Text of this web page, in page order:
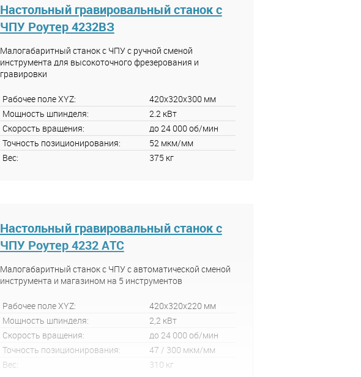
Настольный гравировальный станок с
ЧПУ Роутер 4232ВЗ
Малогабаритный станок с ЧПУ с ручной сменой
инструмента для высокоточного фрезерования и
гравировки
Рабочее поле XYZ:
420x320x300 мм
Мощность шпинделя:
2.2 кВт
Скорость вращения:
до 24 000 об/мин
Точность позиционирования:
52 мкм/мм
Вес:
375 кг
Настольный гравировальный станок с
ЧПУ Роутер 4232 АТС
Малогабаритный станок с ЧПУ с автоматической сменой
инструмента и магазином на 5 инструментов
Рабочее поле XYZ:
420x320x220 мм
Мощность шпинделя:
2,2 кВт
Скорость вращения:
до 24 000 об/мин
Точность позиционирования:
47 / 300 мкм/мм
Вес:
310 кг